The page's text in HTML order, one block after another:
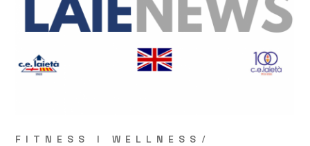
FITNESS I WELLNESS